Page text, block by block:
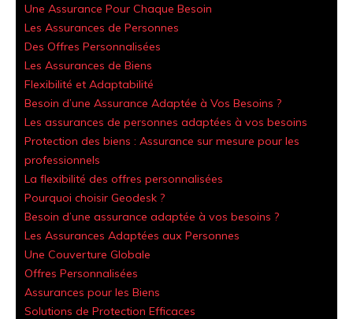
Une Assurance Pour Chaque Besoin
Les Assurances de Personnes
Des Offres Personnalisées
Les Assurances de Biens
Flexibilité et Adaptabilité
Besoin d’une Assurance Adaptée à Vos Besoins ?
Les assurances de personnes adaptées à vos besoins
Protection des biens : Assurance sur mesure pour les
professionnels
La flexibilité des offres personnalisées
Pourquoi choisir Geodesk ?
Besoin d’une assurance adaptée à vos besoins ?
Les Assurances Adaptées aux Personnes
Une Couverture Globale
Offres Personnalisées
Assurances pour les Biens
Solutions de Protection Efficaces